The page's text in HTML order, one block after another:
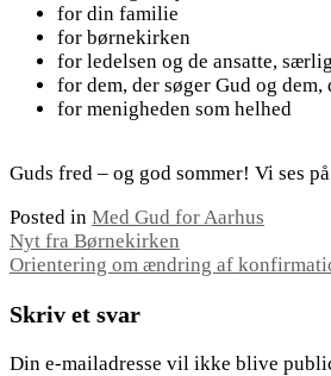
for din familie
for børnekirken
for ledelsen og de ansatte,
for dem, der søger Gud og
for menigheden som helhed
Guds fred – og god sommer! Vi ses
Posted in Med Gud for Aarhus
Indlægsnavigation
Nyt fra Børnekirken
Orientering om ændring af
Skriv et svar
Din e-mailadresse vil ikke blive